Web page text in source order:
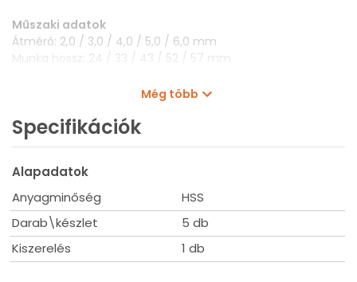
Műszaki adatok
Átmérő: 2,0 / 3,0 / 4,0 / 5,0 / 6,0 mm
Munka hossz: 24 / 33 / 43 / 52 / 57 mm
Még több
Specifikációk
Alapadatok
Anyagminőség
HSS
Darab\készlet
5 db
Kiszerelés
1 db